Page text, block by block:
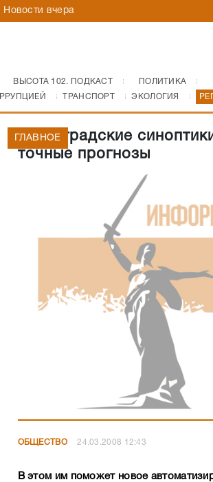
Новости вчера
ВЫСОТА 102. ПОДКАСТ ПОЛИТИКА
ТРАНСПОРТ ЭКОЛОГИЯ
Волгоградские
точные прогнозы
ГЛАВНОЕ
ОБЩЕСТВО 24.03.2008 12:43
В этом им поможет новое